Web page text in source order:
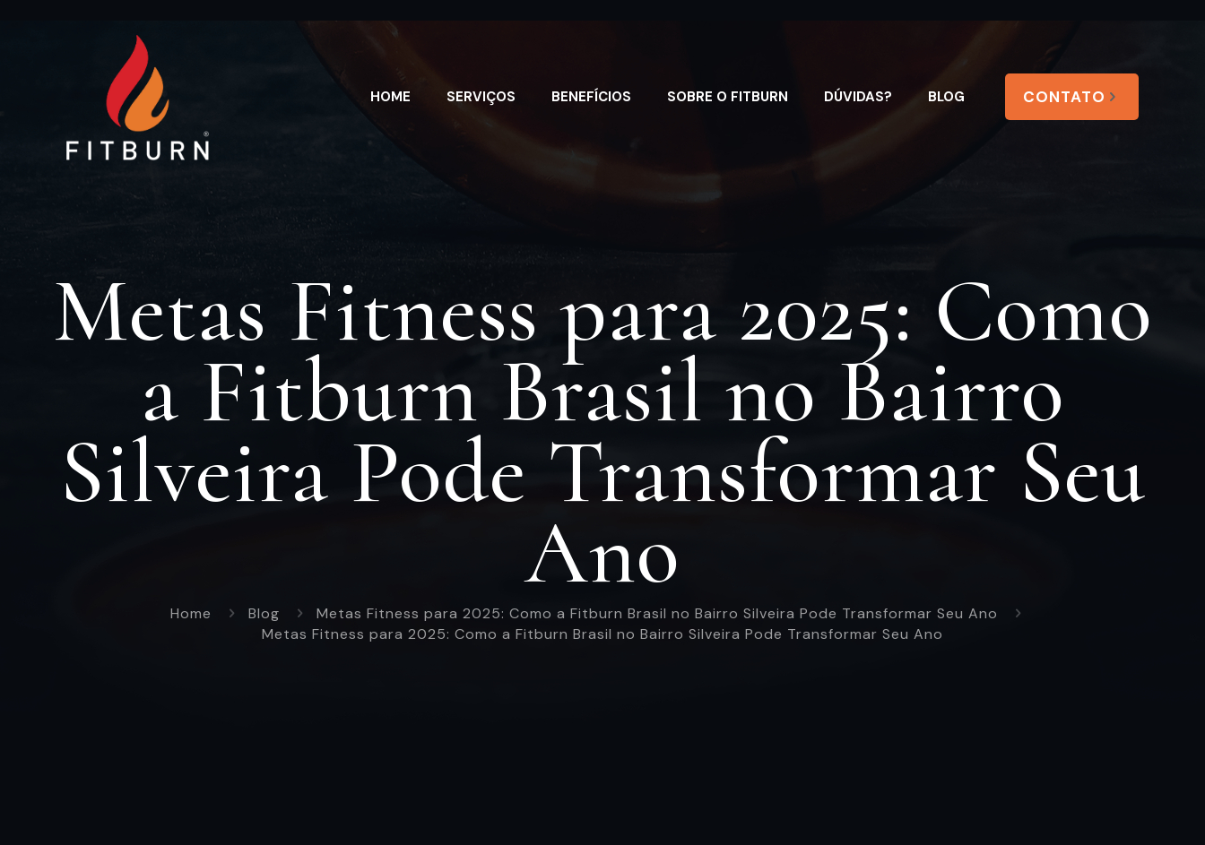
HOME SERVIÇOS BENEFÍCIOS SOBRE O FITBURN DÚVIDAS? BLOG CONTATO
Metas Fitness para 2025: Como
a Fitburn Brasil no Bairro
Silveira Pode Transformar Seu
Ano
Home Blog
Metas Fitness para 2025: Como a Fitburn Brasil no Bairro Silveira Pode Transformar Seu Ano
Metas Fitness para 2025: Como a Fitburn Brasil no Bairro Silveira Pode Transformar Seu Ano